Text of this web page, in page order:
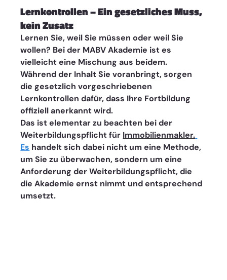
Lernkontrollen – Ein gesetzliches Muss,
kein Zusatz
Lernen Sie, weil Sie müssen oder weil Sie
wollen? Bei der MABV Akademie ist es
vielleicht eine Mischung aus beidem.
Während der Inhalt Sie voranbringt, sorgen
die gesetzlich vorgeschriebenen
Lernkontrollen dafür, dass Ihre Fortbildung
offiziell anerkannt wird.
Das ist elementar zu beachten bei der
Weiterbildungspflicht für Immobilienmakler.
Es handelt sich dabei nicht um eine Methode,
um Sie zu überwachen, sondern um eine
Anforderung der Weiterbildungspflicht, die
die Akademie ernst nimmt und entsprechend
umsetzt.